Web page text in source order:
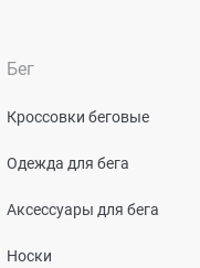
Бег
Кроссовки беговые
Одежда для бега
Аксессуары для бега
Носки